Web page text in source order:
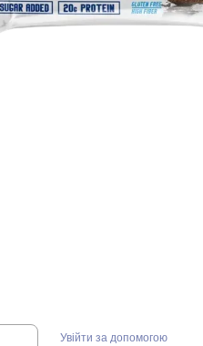
Увійти за допомогою